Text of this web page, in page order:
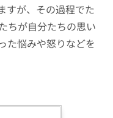
すが、その過程でた
ちが自分たちの思い
た悩みや怒りなどを